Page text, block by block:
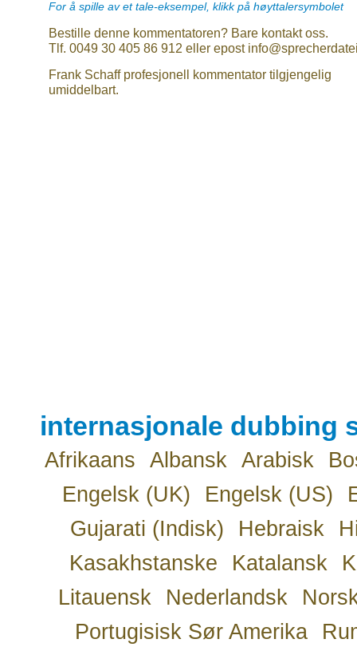
For å spille av et tale-eksempel, klikk på høyttalersymbolet
Bestille denne kommentatoren? Bare kontakt oss.
Tlf. 0049 30 405 86 912 eller epost
Frank Schaff profesjonell kommentator tilgjengelig
umiddelbart.
internasjonale dubbing
Afrikaans Albansk Arabisk
Engelsk (UK)
Engelsk (US)
Gujarati (Indisk)
Hebraisk
Kasakhstanske
Katalansk
Litauensk
Nederlandsk
Portugisisk Sør Amerika